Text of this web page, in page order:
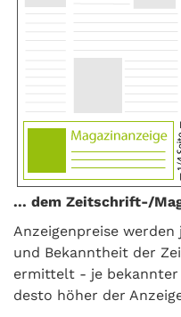
... dem Zeitschrift-/
Anzeigenpreise
und Bekanntheit der
ermittelt - je bekannter
desto höher der